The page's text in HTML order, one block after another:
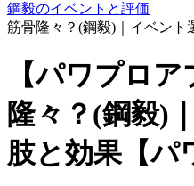
鋼毅のイベントと評価
筋骨隆々？(鋼毅)｜イベント
【パワプロ
隆々？(鋼毅)
肢と効果【パ